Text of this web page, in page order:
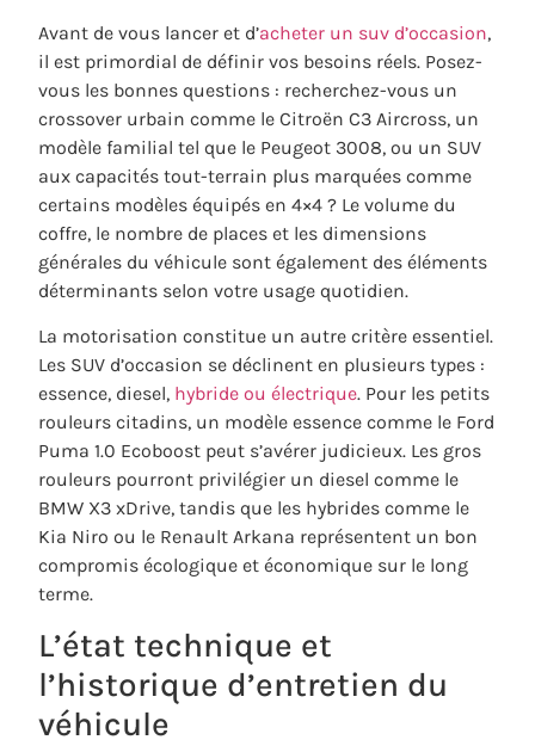
Avant de vous lancer et d’acheter un suv d’occasion,
il est primordial de définir vos besoins réels. Posez-
vous les bonnes questions : recherchez-vous un
crossover urbain comme le Citroën C3 Aircross, un
modèle familial tel que le Peugeot 3008, ou un SUV
aux capacités tout-terrain plus marquées comme
certains modèles équipés en 4×4 ? Le volume du
coffre, le nombre de places et les dimensions
générales du véhicule sont également des éléments
déterminants selon votre usage quotidien.
La motorisation constitue un autre critère essentiel.
Les SUV d’occasion se déclinent en plusieurs types :
essence, diesel, hybride ou électrique. Pour les petits
rouleurs citadins, un modèle essence comme le Ford
Puma 1.0 Ecoboost peut s’avérer judicieux. Les gros
rouleurs pourront privilégier un diesel comme le
BMW X3 xDrive, tandis que les hybrides comme le
Kia Niro ou le Renault Arkana représentent un bon
compromis écologique et économique sur le long
terme.
L’état technique et
l’historique d’entretien du
véhicule